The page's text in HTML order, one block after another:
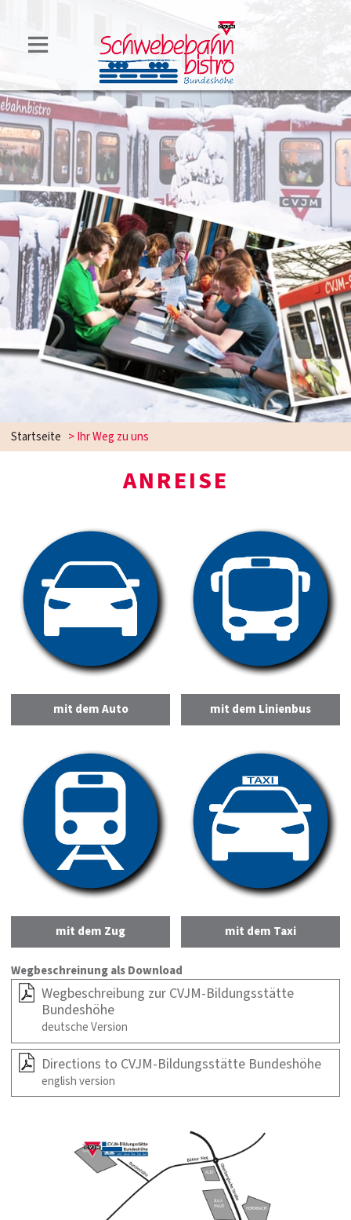
Startseite >Ihr Weg zu uns
ANREISE
mit dem Auto mit dem Linienbus
mit dem Zug mit dem Taxi
Wegbeschreinung als Download
Wegbeschreibung zur CVJM-Bildungsstätte
Bundeshöhe
deutsche Version
Directions to CVJM-Bildungsstätte Bundeshöhe
english version